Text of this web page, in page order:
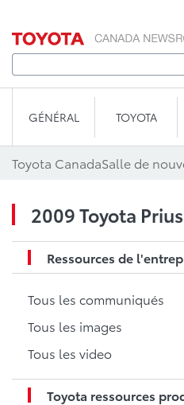
GÉNÉRAL TOYOTA
Toyota CanadaSalle de
2009 Toyota Prius
Ressources de
Tous les communiqués
Tous les images
Tous les video
Toyota ressources